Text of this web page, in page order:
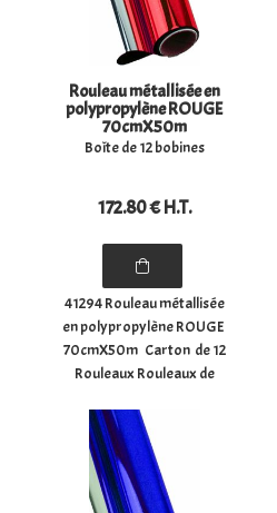
Rouleau métallisée en
polypropylène ROUGE
70cmX50m
Boîte de 12 bobines
172.80€ H.T.
41294 Rouleau métallisée
en polypropylène ROUGE
70cmX50m Carton de 12
Rouleaux Rouleaux de
m métallisé. Idéal pour les
bijoux, parfums,
fleurs. petits cadeaux...